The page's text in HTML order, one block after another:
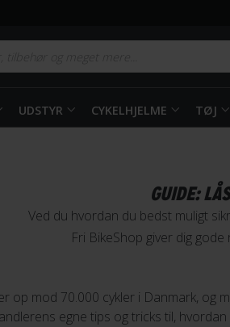
UDSTYR CYKELHJELME TØJ
GUIDE:
Ved du hvordan du bedst muligt
Fri BikeShop giver dig
op mod 70.000 cykler i Danmark, og
egne tips og tricks til,